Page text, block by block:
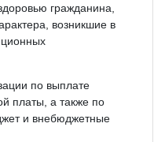
гражданина,
возникшие в
по выплате
платы, а также по
и внебюджетные